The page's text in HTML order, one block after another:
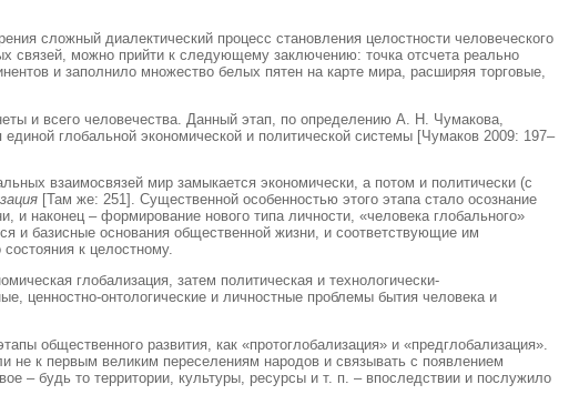
сложный диалектический процесс становления целостности человеческого
связей, можно прийти к следующему заключению: точка отсчета реально
и заполнило множество белых пятен на карте мира, расширяя торговые,
и всего человечества. Данный этап, по определению А. Н. Чумакова,
глобальной экономической и политической системы [Чумаков 2009: 197–
взаимосвязей мир замыкается экономически, а потом и политически (с
[Там же: 251]. Существенной особенностью этого этапа стало осознание
наконец – формирование нового типа личности, «человека глобального»
и базисные основания общественной жизни, и соответствующие им
к целостному.
глобализация, затем политическая и технологически-
ценностно-онтологические и личностные проблемы бытия человека и
общественного развития, как «протоглобализация» и «предглобализация».
не к первым великим переселениям народов и связывать с появлением
– будь то территории, культуры, ресурсы и т. п. – впоследствии и послужило